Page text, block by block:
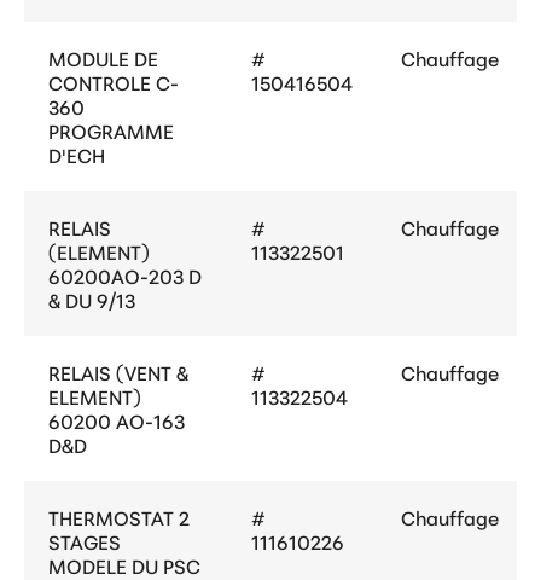
MODULE DE
CONTROLE C-
360
PROGRAMME
D'ECH
#
150416504
Chauffage
RELAIS
(ELEMENT)
60200AO-203 D
& DU 9/13
#
113322501
Chauffage
RELAIS (VENT &
ELEMENT)
60200 AO-163
D&D
#
113322504
Chauffage
THERMOSTAT 2
STAGES
MODELE DU PSC
#
111610226
Chauffage